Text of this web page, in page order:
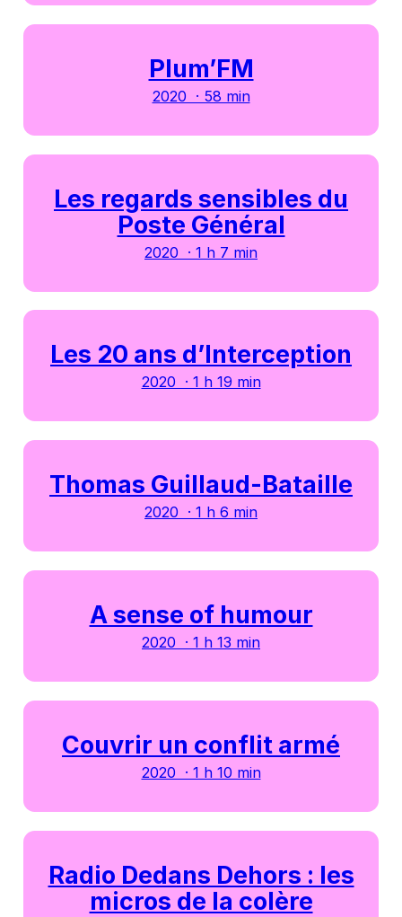
Plum’FM
2020 · 58 min
Les regards sensibles du
Poste Général
2020 · 1 h 7 min
Les 20 ans d’Interception
2020 · 1 h 19 min
Thomas Guillaud-Bataille
2020 · 1 h 6 min
A sense of humour
2020 · 1 h 13 min
Couvrir un conflit armé
2020 · 1 h 10 min
Radio Dedans Dehors : les
micros de la colère